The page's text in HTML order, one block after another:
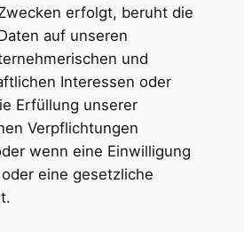
erfolgt, beruht die
auf unseren
und
Interessen oder
Erfüllung unserer
Verpflichtungen
wenn eine Einwilligung
eine gesetzliche